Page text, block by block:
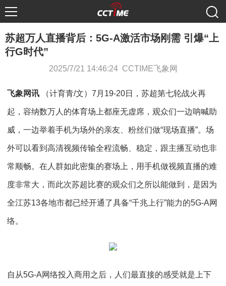
苏超万人直播背后：5G-A激活市场刚需 引爆“上
行G时代”
2025/7/21 14:46:24 CCTIME飞象网
飞象网讯 （计育青/文）7月19-20日，苏超第七轮战火再
起，容纳数万人的体育场上都座无虚席，观众们一边呐喊助
威，一边举着手机为场外的亲友、粉丝们做“现场直播”。场
外可以看到高清视频传输全程流畅、稳定，跟主播互动也非
常顺畅。在人群如此密集的赛场上，用手机做视频直播的难
度非常大，而此次苏超比赛的观众们之所以能做到，是因为
全江苏13各地市都已经开通了具备“千兆上行”能力的5G-A网
络。
自从5G-A网络投入商用之后，人们最直接的感受就是上下